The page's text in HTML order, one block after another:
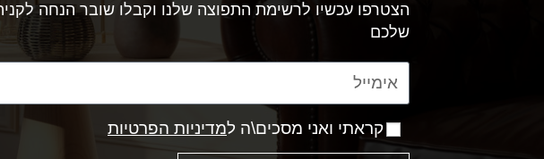
הצטרפו עכשיו לרשימת התפוצה שלנו וקבלו שובר הנחה
שלכם
קראתי ואני מסכים\ה למדיניות הפרטיות